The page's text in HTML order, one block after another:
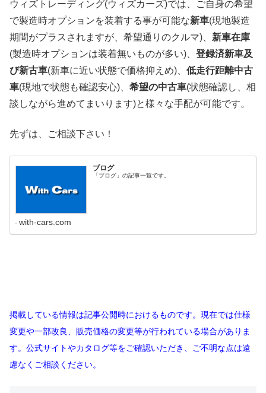
ウィズトレーディング(ウィズカーズ)では、ご自身の希望
で製造時オプションを装着する事が可能な新車(現地製造
期間がプラスされますが、希望通りのクルマ)、 新車在庫
(製造時オプションは装着無いものが多い)、 登録済新車及
び新古車(新車に近い状態で価格抑えめ)、 低走行距離中古
車(現地で状態も確認安心)、 希望の中古車(状態確認し、相
談しながら進めてまいります)と様々な手配が可能です。
先ずは、ご相談下さい！
ブログ
「ブログ」の記事一覧です。
with-cars.com
掲載している情報は記事公開時におけるものです。現在では仕様
変更や一部改良、販売価格の変更等が行われている場合がありま
す。公式サイトやカタログ等をご確認いただき、ご不明な点は遠
慮なくご相談ください。